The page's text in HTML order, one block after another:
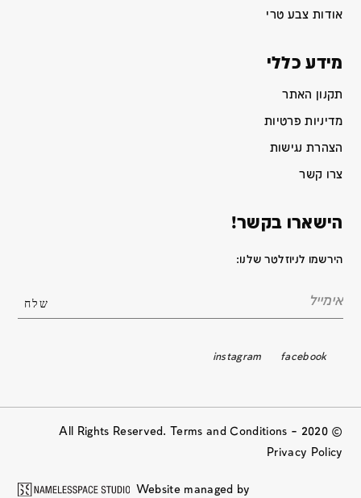
אודות צבע טרי
מידע כללי
תקנון האתר
מדיניות פרטיות
הצהרת נגישות
צרו קשר
הישארו בקשר!
הירשמו לניוזלטר שלנו:
facebook
instagram
© 2020 All Rights Reserved. Terms and Conditions –
Privacy Policy
Website managed by